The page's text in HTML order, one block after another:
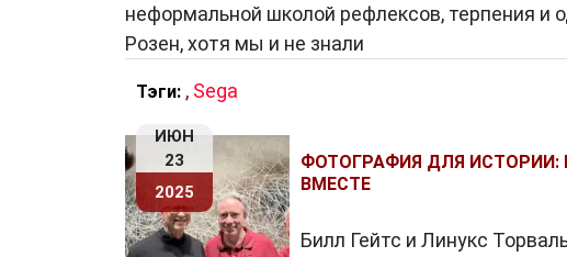
методологию для проектирования лучшего
Например, идеология Apple под влиянием
простоту — это отразилось в создании
технически подкованных пользователей.
Почему важно понимать значение
неформальной школой рефлексов, терпения
Розен, хотя мы и не знали
Тэги: , Sega
ИЮН
23
2025
ФОТОГРАФИЯ ДЛЯ ИСТОРИИ:
ВМЕСТЕ
Билл Гейтс и Линукс